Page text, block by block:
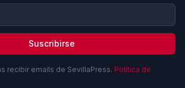
Suscribirse
recibir emails de SevillaPress. Política de